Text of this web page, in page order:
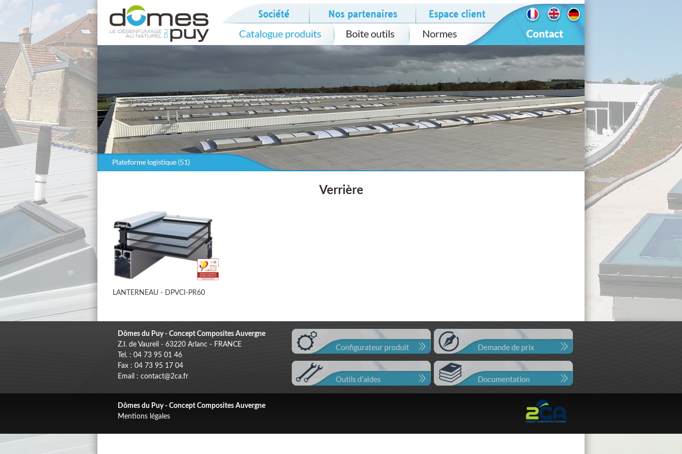
Verrière
LANTERNEAU - DPVCI-PR60
Dômes du Puy - Concept Composites Auvergne
Z.I. de Vaureil - 63220 Arlanc - FRANCE
Tel. : 04 73 95 01 46
Fax : 04 73 95 17 04
Email : contact@2ca.fr
Dômes du Puy - Concept Composites Auvergne
Mentions légales